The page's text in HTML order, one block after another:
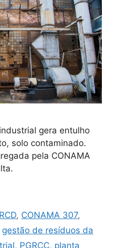
gera entulho
solo contaminado.
pela CONAMA
, CONAMA 307,
gestão de resíduos da
, PGRCC, planta